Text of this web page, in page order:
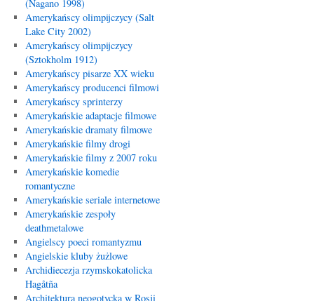
(Nagano 1998)
Amerykańscy olimpijczycy (Salt
Lake City 2002)
Amerykańscy olimpijczycy
(Sztokholm 1912)
Amerykańscy pisarze XX wieku
Amerykańscy producenci filmowi
Amerykańscy sprinterzy
Amerykańskie adaptacje filmowe
Amerykańskie dramaty filmowe
Amerykańskie filmy drogi
Amerykańskie filmy z 2007 roku
Amerykańskie komedie
romantyczne
Amerykańskie seriale internetowe
Amerykańskie zespoły
deathmetalowe
Angielscy poeci romantyzmu
Angielskie kluby żużlowe
Archidiecezja rzymskokatolicka
Hagåtña
Architektura neogotycka w Rosji